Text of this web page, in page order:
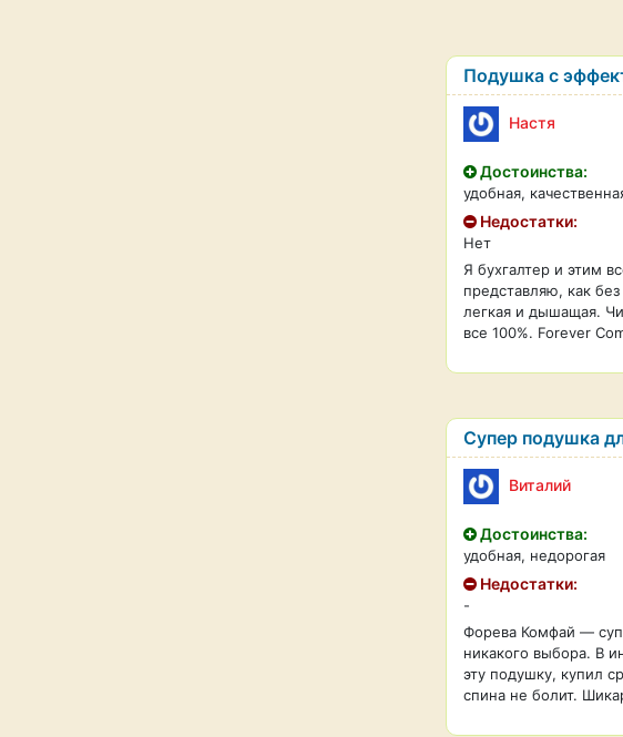
Подушка с
Настя
Достоинства:
удобная,
Недостатки:
Нет
Я бухгалтер и этим
представляю, как
легкая и дышащая.
все 100%. Forever
Супер подушка
Виталий
Достоинства:
удобная, недорогая
Недостатки:
-
Форева Комфай —
никакого выбора. В
эту подушку, купил
спина не болит.